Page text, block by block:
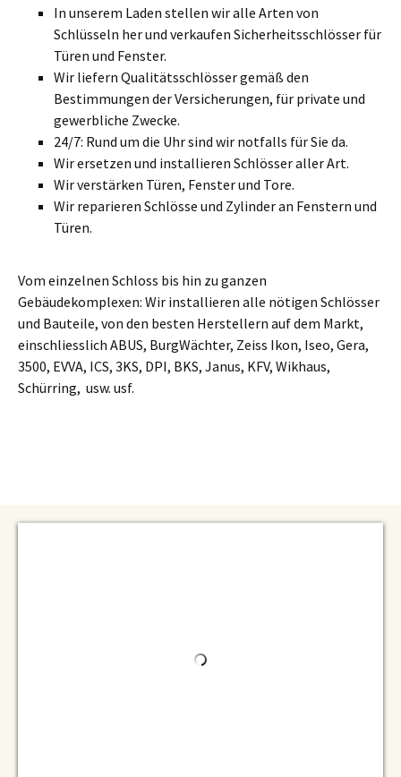
In unserem Laden stellen wir alle Arten von
Schlüsseln her und verkaufen Sicherheitsschlösser für
Türen und Fenster.
Wir liefern Qualitätsschlösser gemäß den
Bestimmungen der Versicherungen, für private und
gewerbliche Zwecke.
24/7: Rund um die Uhr sind wir notfalls für Sie da.
Wir ersetzen und installieren Schlösser aller Art.
Wir verstärken Türen, Fenster und Tore.
Wir reparieren Schlösse und Zylinder an Fenstern und
Türen.
Vom einzelnen Schloss bis hin zu ganzen
Gebäudekomplexen: Wir installieren alle nötigen Schlösser
und Bauteile, von den besten Herstellern auf dem Markt,
einschliesslich ABUS, BurgWächter, Zeiss Ikon, Iseo, Gera,
3500, EVVA, ICS, 3KS, DPI, BKS, Janus, KFV, Wikhaus,
Schürring, usw. usf.